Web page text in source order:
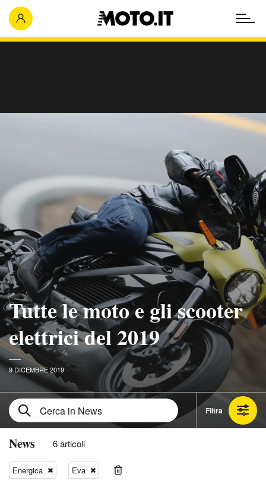
Tutte le moto e gli scooter
elettrici del 2019
9 DICEMBRE 2019
Filtra
News 6 articoli
Energica Eva